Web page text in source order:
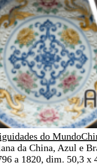
do Mundo
da China, Azul e
a 1820, dim. 50,3 x